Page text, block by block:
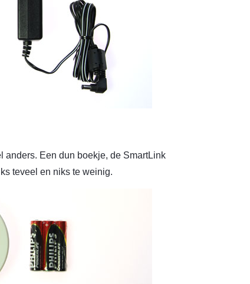
anders. Een dun boekje, de SmartLink
teveel en niks te weinig.